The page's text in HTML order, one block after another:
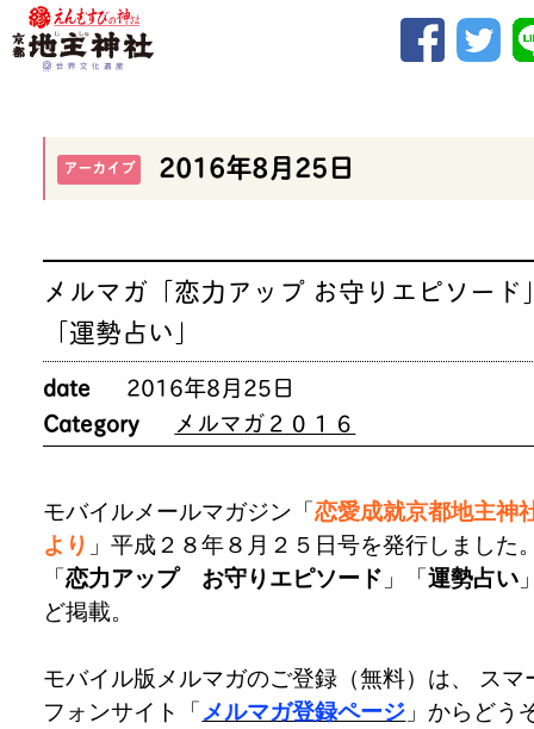
アーカイブ 2016年8月25日
メルマガ「恋力アップ お守りエピソード
「運勢占い」
date
2016年8月25日
Category
メルマガ２０１６
モバイルメールマガジン「恋愛成就京都地主神
より 」平成２８年８月２５日号を発行しました
「恋力アップ お守りエピソード 」「運勢占い
ど掲載。
モバイル版メルマガのご登録（無料）は、 スマ
フォンサイト「 メルマガ登録ページ 」からどう